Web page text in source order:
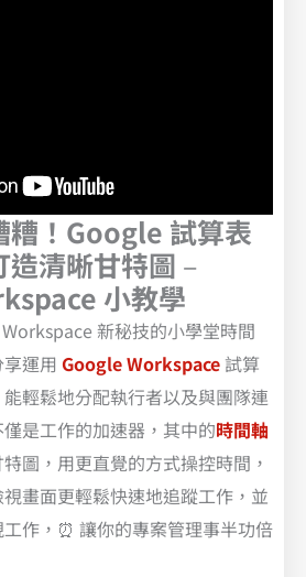
糟！Google 試算表
造清晰甘特圖 –
小教學
新秘技的小學堂時間
運用 Google Workspace 試算
輕鬆地分配執行者以及與團隊連
是工作的加速器，其中的時間軸
圖，用更直覺的方式操控時間，
畫面更輕鬆快速地追蹤工作，並
作，⏰ 讓你的專案管理事半功倍